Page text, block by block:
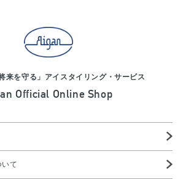
来を守る」アイスタイリング・サービス
Official Online Shop
て